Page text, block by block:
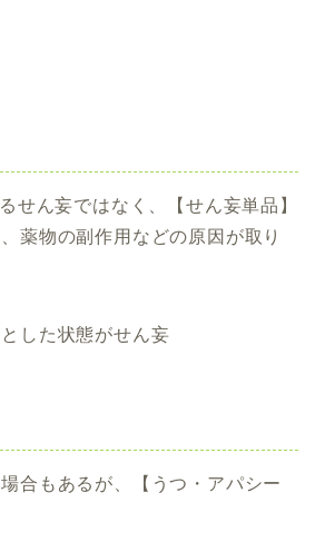
せん妄ではなく、【せん妄単品】
薬物の副作用などの原因が取り
した状態がせん妄
合もあるが、【うつ・アパシー